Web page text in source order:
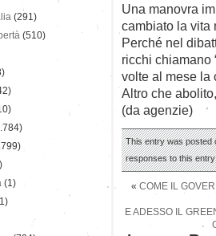
Una manovra
cambiato la vita
Perché nel
ricchi chiamano
volte al mese la
Altro che
(da agenzie)
This entry was posted
responses to this
« COME IL
E ADESSO IL
(291)
(510)
(1)